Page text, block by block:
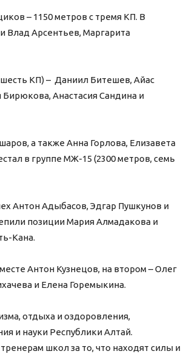
– 1150 метров с тремя КП. В
Влад Арсентьев, Маргарита
КП) – Даниил Битешев, Айас
Анастасия Сандина и
а также Анна Горлова, Елизавета
в группе МЖ-15 (2300 метров, семь
Антон Адыбасов, Эдгар Пушкунов и
позиции Мария Алмадакова и
Кана.
Антон Кузнецов, на втором – Олег
и Елена Горемыкина.
отдыха и оздоровления,
и науки Республики Алтай.
школ за то, что находят силы и